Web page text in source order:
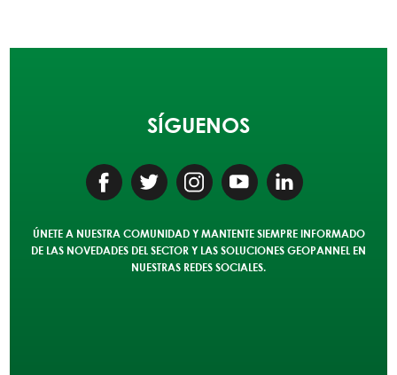
SÍGUENOS
ÚNETE A NUESTRA COMUNIDAD Y MANTENTE SIEMPRE INFORMADO
DE LAS NOVEDADES DEL SECTOR Y LAS SOLUCIONES GEOPANNEL EN
NUESTRAS REDES SOCIALES.